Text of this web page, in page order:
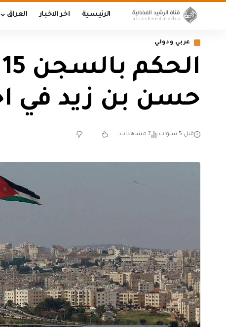
الرئيسية اخر الاخبار العراق
عربي ودولي
حسن بن زيد في
قبل 5 سنوات 7 مشاهدات